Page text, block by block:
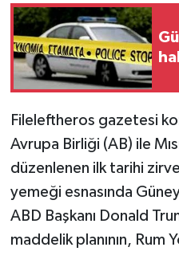
Fileleftheros gazetesi
Avrupa Birliği (AB) ile
düzenlenen ilk tarihi
yemeği esnasında Güney
ABD Başkanı Donald
maddelik planının, Rum